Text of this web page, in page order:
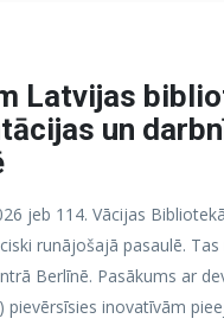
Latvijas
un
jeb 114. Vācijas
runājošajā pasaulē.
Berlīnē. Pasākums ar
pievērsīsies inovatīvām